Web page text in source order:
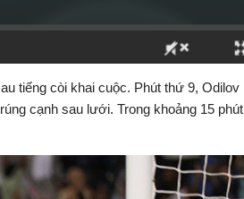
tiếng còi khai cuộc. Phút thứ 9, Odilov
cạnh sau lưới. Trong khoảng 15 phút